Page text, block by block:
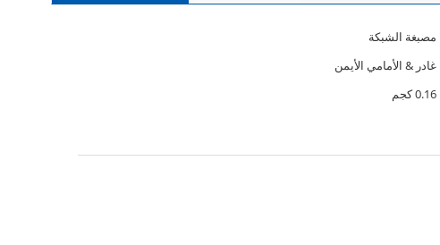
مصبغة الشبكة
غادر & الأمامي الأيمن
0.16 كجم